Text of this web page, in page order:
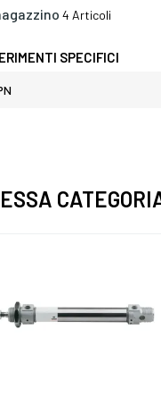
4 Articoli
SPECIFICI